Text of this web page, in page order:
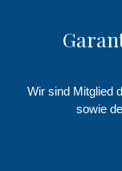
Wir sind Mitglied
sowie